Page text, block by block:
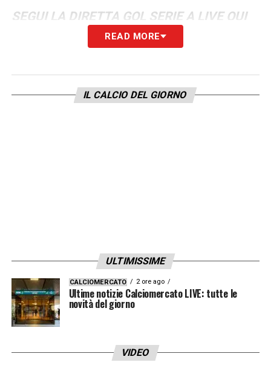
SEGUI LA DIRETTA GOL SERIE A LIVE QUI
READ MORE
IL CALCIO DEL GIORNO
ULTIMISSIME
CALCIOMERCATO 2 ore ago
Ultime notizie Calciomercato LIVE: tutte le
novità del giorno
VIDEO